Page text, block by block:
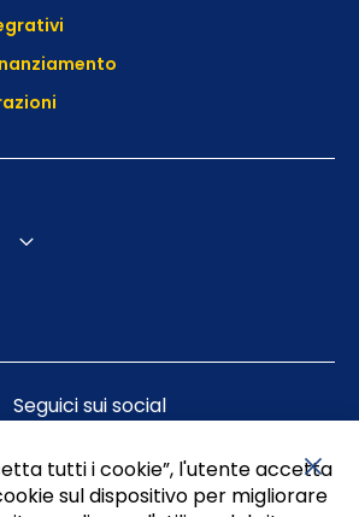
Seguici sui social
tutti i cookie”, l'utente accetta
sul dispositivo per migliorare